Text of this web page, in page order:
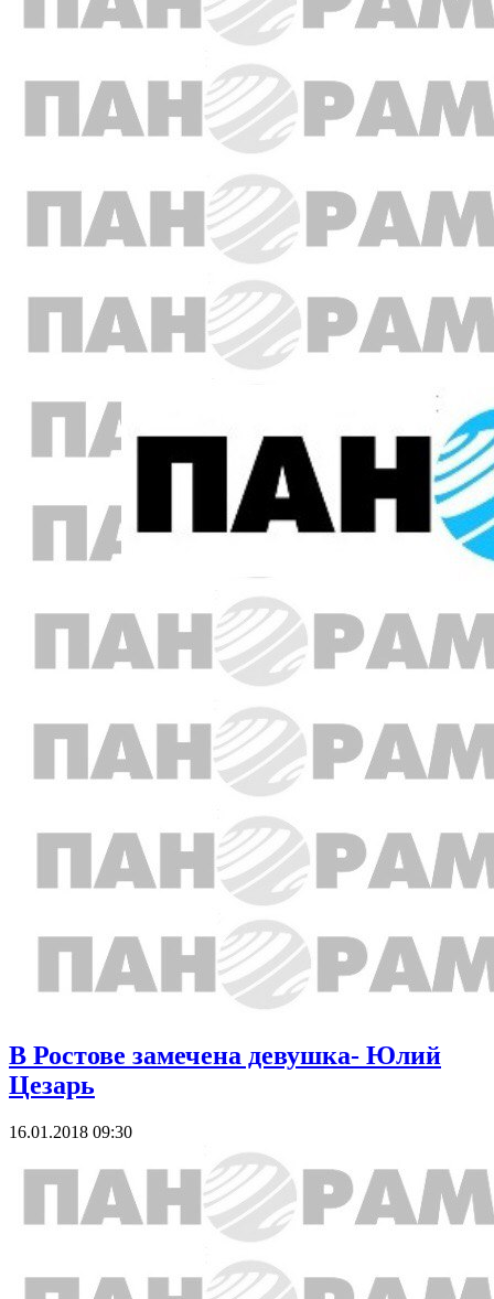
В Ростове замечена девушка- Юлий
Цезарь
16.01.2018 09:30